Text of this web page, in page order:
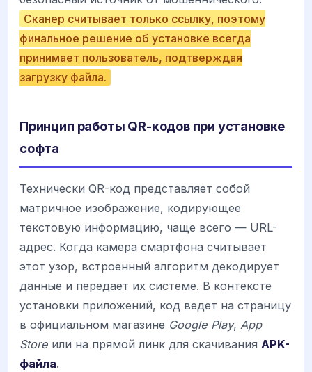
Сканер считывает только ссылку, поэтому
финальное решение об установке всегда
принимает пользователь, подтверждая
загрузку файла.
Принцип работы QR-кодов при установке
софта
Технически QR-код представляет собой
матричное изображение, кодирующее
текстовую информацию, чаще всего — URL-
адрес. Когда камера смартфона считывает
этот узор, встроенный алгоритм декодирует
данные и передает их системе. В контексте
установки приложений, код ведет на страницу
в официальном магазине Google Play, App
Store или на прямой линк для скачивания APK-
файла.